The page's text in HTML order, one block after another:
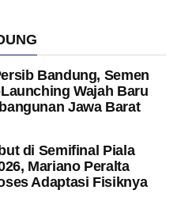
Bandung, Semen
Wajah Baru
Jawa Barat
di Semifinal Piala
Mariano Peralta
Adaptasi Fisiknya